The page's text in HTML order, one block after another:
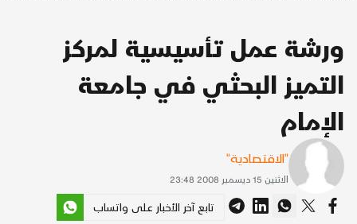
ورشة عمل تأسيسية لمركز
التميز البحثي في جامعة
الإمام
"الاقتصادية"
الاثنين 15 ديسمبر 2008 23:48
تابع آخر الأخبار على واتساب